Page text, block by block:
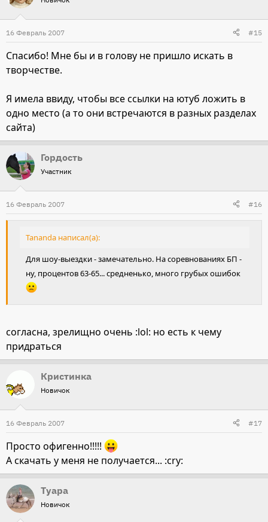
16 Февраль 2007 #15
Спасибо! Мне бы и в голову не пришло искать в
творчестве.
Я имела ввиду, чтобы все ссылки на ютуб ложить в
одно место (а то они встречаются в разных разделах
сайта)
Гордость
Участник
16 Февраль 2007 #16
Tananda написал(а):
Для шоу-выездки - замечательно. На соревнованиях БП -
ну, процентов 63-65... средненько, много грубых ошибок
согласна, зрелищно очень :lol: но есть к чему
придраться
Кристинка
Новичок
16 Февраль 2007 #17
Просто офигенно!!!!!
А скачать у меня не получается... :cry:
Туара
Новичок